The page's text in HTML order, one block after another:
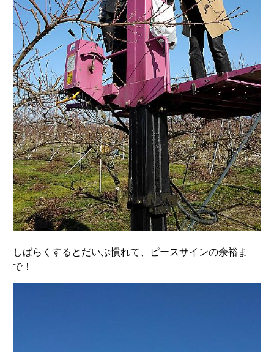
しばらくするとだいぶ慣れて、ピースサインの余裕ま
で！